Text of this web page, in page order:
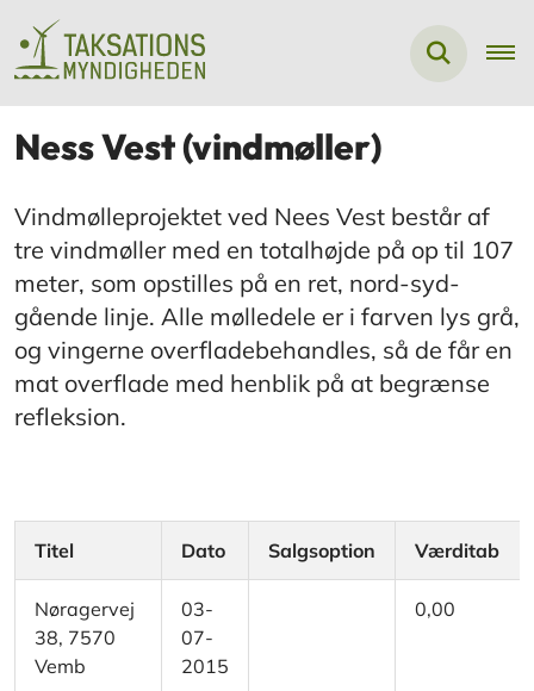
Ness Vest (vindmøller)
Vindmølleprojektet ved Nees Vest består af
tre vindmøller med en totalhøjde på op til 107
meter, som opstilles på en ret, nord-syd-
gående linje. Alle mølledele er i farven lys grå,
og vingerne overfladebehandles, så de får en
mat overflade med henblik på at begrænse
refleksion.
Titel Dato Salgsoption Værditab
Nøragervej
38, 7570
Vemb
03-
07-
2015
0,00